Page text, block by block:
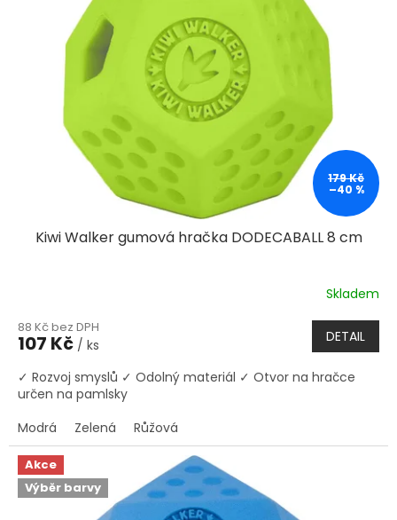
179 Kč
–40 %
Kiwi Walker gumová hračka DODECABALL 8 cm
Skladem
88 Kč bez DPH
107 Kč / ks DETAIL
✓ Rozvoj smyslů ✓ Odolný materiál ✓ Otvor na hračce
určen na pamlsky
Modrá
Zelená Růžová
Akce
Výběr barvy